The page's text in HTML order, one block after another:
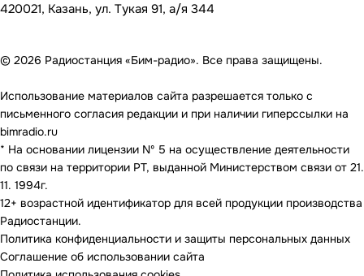
420021, Казань, ул. Тукая 91, а/я 344
© 2026 Радиостанция «Бим-радио». Все права защищены.
Использование материалов сайта разрешается только с
письменного согласия редакции и при наличии гиперссылки на
bimradio.ru
* На основании лицензии Nº 5 на осуществление деятельности
по связи на территории РТ, выданной Министерством связи от 21.
11. 1994г.
12+ возрастной идентификатор для всей продукции производства
Радиостанции.
Политика конфиденциальности и защиты персональных данных
Соглашение об использовании сайта